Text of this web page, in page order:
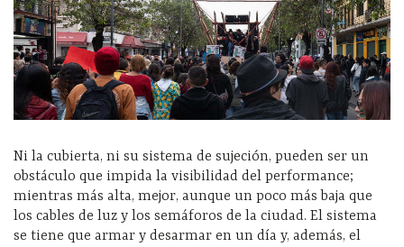
Ni la cubierta, ni su sistema de sujeción, pueden ser un
obstáculo que impida la visibilidad del performance;
mientras más alta, mejor, aunque un poco más baja que
los cables de luz y los semáforos de la ciudad. El sistema
se tiene que armar y desarmar en un día y, además, el